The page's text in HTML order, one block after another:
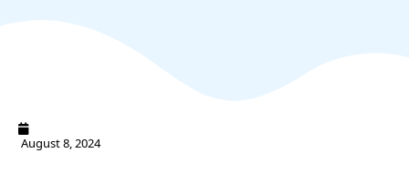
August 8, 2024